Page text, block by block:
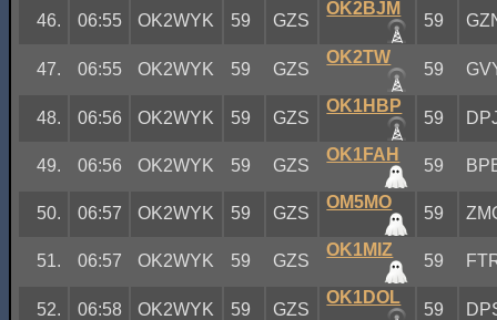
46. 06:55 OK2WYK 59 GZS
OK2BJM
59
47. 06:55 OK2WYK 59 GZS
OK2TW
59
48. 06:56 OK2WYK 59 GZS
OK1HBP
59
49. 06:56 OK2WYK 59 GZS
OK1FAH
59
50. 06:57 OK2WYK 59 GZS
OM5MO
59
51. 06:57 OK2WYK 59 GZS
OK1MIZ
59
52. 06:58 OK2WYK 59 GZS
OK1DOL
59